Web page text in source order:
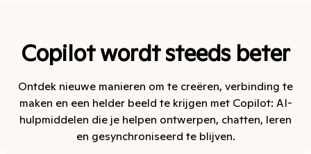
Copilot wordt steeds beter
Ontdek nieuwe manieren om te creëren, verbinding te
maken en een helder beeld te krijgen met Copilot: AI-
hulpmiddelen die je helpen ontwerpen, chatten, leren
en gesynchroniseerd te blijven.